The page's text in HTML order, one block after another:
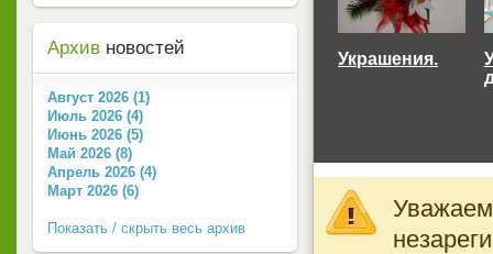
Украшения.
Архив новостей
Август 2026 (1)
Июль 2026 (4)
Июнь 2026 (5)
Май 2026 (8)
Апрель 2026 (4)
Март 2026 (6)
Показать / скрыть весь архив